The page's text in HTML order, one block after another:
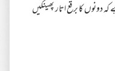
کا برقع اتار پھینکیں